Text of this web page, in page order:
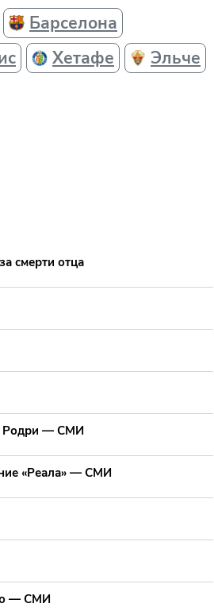
Барселона
Хетафе
Эльче
смерти отца
Родри — СМИ
«Реала» — СМИ
— СМИ